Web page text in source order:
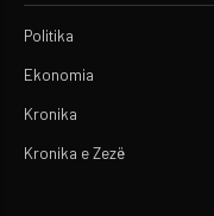
Politika
Ekonomia
Kronika
Kronika e Zezë